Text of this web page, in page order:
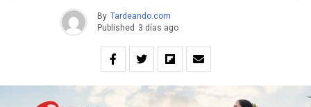
By Tardeando.com
Published 3 días ago